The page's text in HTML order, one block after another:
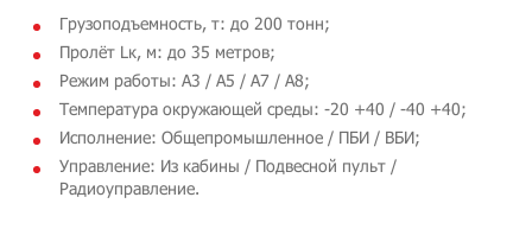
Грузоподъемность, т: до 200 тонн;
Пролёт Lк, м: до 35 метров;
Режим работы: A3 / A5 / A7 / A8;
Температура окружающей среды: -20 +40 / -40 +40;
Исполнение: Общепромышленное / ПБИ / ВБИ;
Управление: Из кабины / Подвесной пульт /
Радиоуправление.